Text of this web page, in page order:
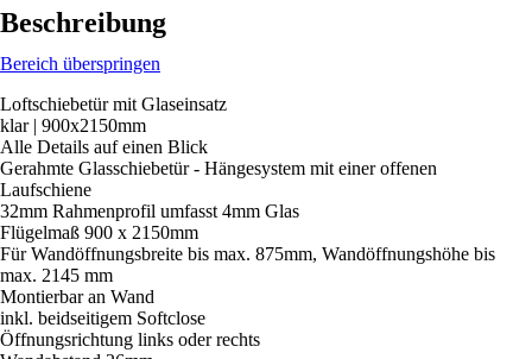
Beschreibung
Bereich überspringen
Loftschiebetür mit Glaseinsatz
klar | 900x2150mm
Alle Details auf einen Blick
Gerahmte Glasschiebetür - Hängesystem mit einer offenen
Laufschiene
32mm Rahmenprofil umfasst 4mm Glas
Flügelmaß 900 x 2150mm
Für Wandöffnungsbreite bis max. 875mm, Wandöffnungshöhe bis
max. 2145 mm
Montierbar an Wand
inkl. beidseitigem Softclose
Öffnungsrichtung links oder rechts